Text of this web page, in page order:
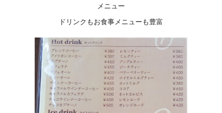
メニュー
ドリンクもお食事メニューも豊富